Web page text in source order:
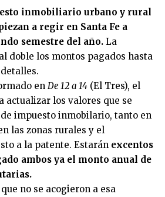
inmobiliario urbano y rural
a regir en Santa Fe a
semestre del año. La
doble los montos pagados hasta
en De 12 a 14 (El Tres), el
actualizar los valores que se
impuesto inmobilario, tanto en
las zonas rurales y el
a la patente. Estarán excentos
ambos ya el monto anual de
no se acogieron a esa